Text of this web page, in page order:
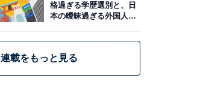
格過ぎる学歴選別と、日
本の曖昧過ぎる外国人政
連載をもっと見る